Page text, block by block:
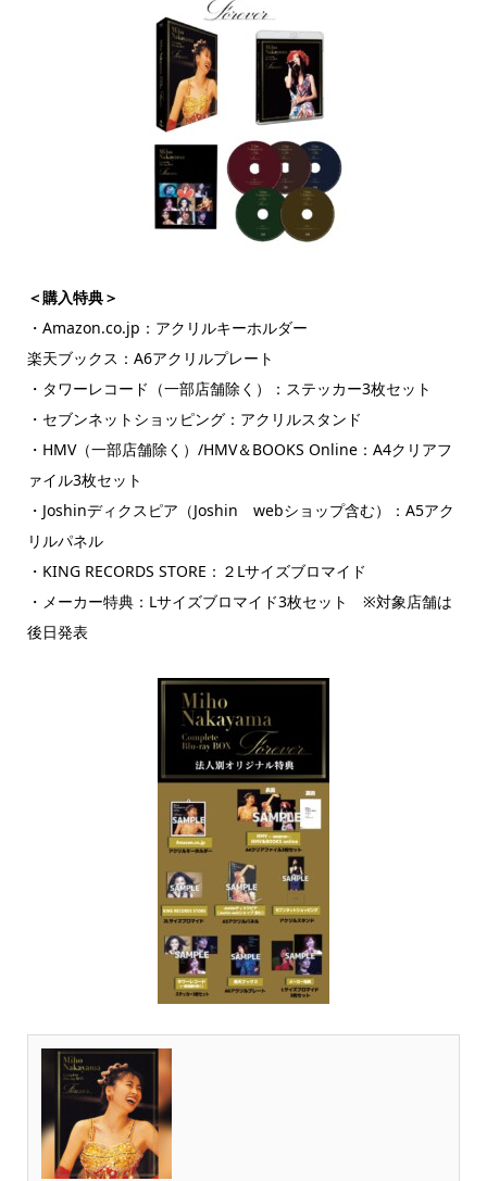
＜購入特典＞
・Amazon.co.jp：アクリルキーホルダー
楽天ブックス：A6アクリルプレート
・タワーレコード（一部店舗除く）：ステッカー3枚セット
・セブンネットショッピング：アクリルスタンド
・HMV（一部店舗除く）/HMV＆BOOKS Online：A4クリアフ
ァイル3枚セット
・Joshinディクスピア（Joshin webショップ含む）：A5アク
リルパネル
・KING RECORDS STORE：２Lサイズブロマイド
・メーカー特典：Lサイズブロマイド3枚セット ※対象店舗は
後日発表